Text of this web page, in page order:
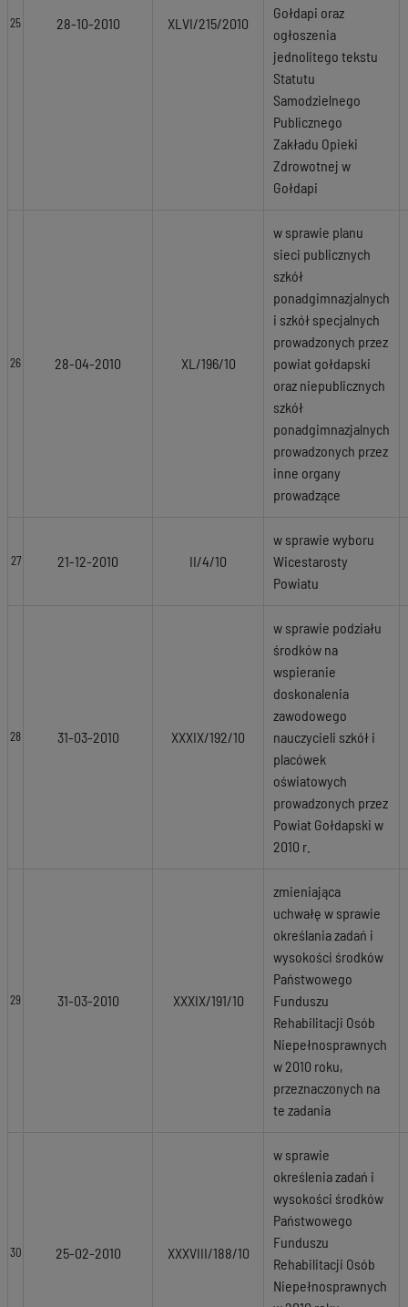
25 28-10-2010 XLVI/215/2010
Gołdapi oraz
ogłoszenia
jednolitego tekstu
Statutu
Samodzielnego
Publicznego
Zakładu Opieki
Zdrowotnej w
Gołdapi
26 28-04-2010 XL/196/10
w sprawie planu
sieci publicznych
szkół
ponadgimnazjalnych
i szkół specjalnych
prowadzonych przez
powiat gołdapski
oraz niepublicznych
szkół
ponadgimnazjalnych
prowadzonych przez
inne organy
prowadzące
27 21-12-2010 II/4/10
w sprawie wyboru
Wicestarosty
Powiatu
28 31-03-2010 XXXIX/192/10
w sprawie podziału
środków na
wspieranie
doskonalenia
zawodowego
nauczycieli szkół i
placówek
oświatowych
prowadzonych przez
Powiat Gołdapski w
2010 r.
29 31-03-2010 XXXIX/191/10
zmieniająca
uchwałę w sprawie
określania zadań i
wysokości środków
Państwowego
Funduszu
Rehabilitacji Osób
Niepełnosprawnych
w 2010 roku,
przeznaczonych na
te zadania
30 25-02-2010 XXXVIII/188/10
w sprawie
określenia zadań i
wysokości środków
Państwowego
Funduszu
Rehabilitacji Osób
Niepełnosprawnych